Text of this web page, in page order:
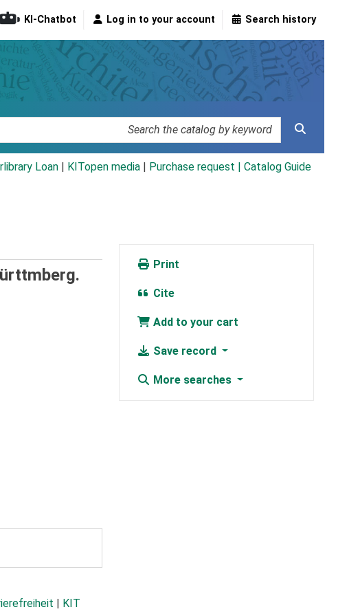
KI-Chatbot Log in to your account Search history
Loan KITopen media Purchase request | Catalog Guide
Print
Cite
Add to your cart
Save record
More searches
KIT